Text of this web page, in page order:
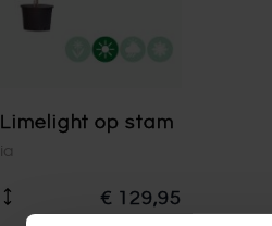
op stam
€ 129,95